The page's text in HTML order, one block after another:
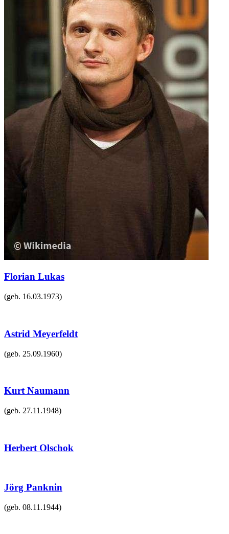
Florian Lukas
(geb. 16.03.1973)
Astrid Meyerfeldt
(geb. 25.09.1960)
Kurt Naumann
(geb. 27.11.1948)
Herbert Olschok
Jörg Panknin
(geb. 08.11.1944)